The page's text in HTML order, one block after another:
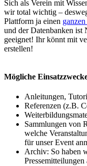
Sich als Verein mit
wir total wichtig –
Plattform ja einen
und der Datenbanken ist
geeignet! Ihr könnt mit
erstellen!
Mögliche
Anleitungen,
Referenzen (z.B.
Sammlungen von
welche
für unser Event
Archiv: So haben